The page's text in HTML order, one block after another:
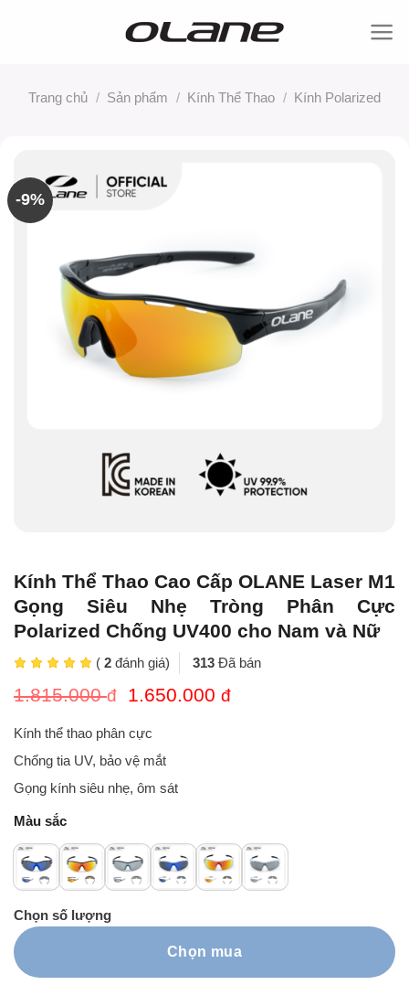
Trang chủ / Sản phẩm / Kính Thể Thao / Kính Polarized
-9%
Kính Thể Thao Cao Cấp OLANE Laser M1
Gọng Siêu Nhẹ Tròng Phân Cực
Polarized Chống UV400 cho Nam và Nữ
( 2 đánh giá) 313 Đã bán
1.815.000đ
Giá
là:
1.815.000 đ.
1.650.000đGiá
Kính thể thao phân cực
Chống tia UV, bảo vệ mắt
Gọng kính siêu nhẹ, ôm sát
Màu sắc
Chọn số lượng
Chọn mua